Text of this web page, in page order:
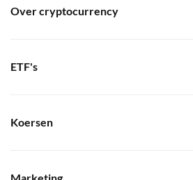
Over cryptocurrency
ETF's
Koersen